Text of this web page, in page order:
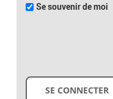
Se souvenir de moi